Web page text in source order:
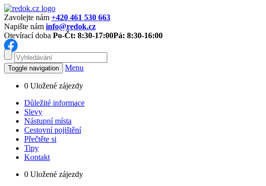
Zavolejte nám +420 461 530 663
Napište nám info@redok.cz
Otevírací doba Po-Čt: 8:30-17:00Pá: 8:30-16:00
Toggle navigation Menu
0 Uložené zájezdy
Důležité informace
Slevy
Nástupní místa
Cestovní pojištění
Přečtěte si
Tipy
Kontakt
0 Uložené zájezdy